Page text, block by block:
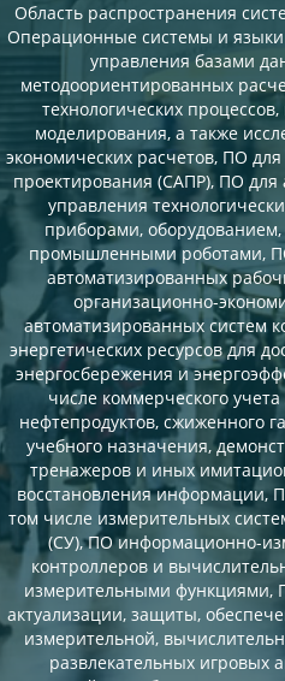
Область распространения
Операционные системы и
управления базами
методоориентированных
технологических
моделирования, а также
экономических расчетов, ПО
проектирования (САПР), ПО
управления
приборами,
промышленными роботами,
автоматизированных
организационно-
автоматизированных систем
энергетических ресурсов для
энергосбережения и
числе коммерческого
нефтепродуктов, сжиженного
учебного назначения,
тренажеров и иных
восстановления информации,
том числе измерительных
(СУ), ПО информационно-
контроллеров и
измерительными функциями,
актуализации, защиты,
измерительной,
развлекательных игровых